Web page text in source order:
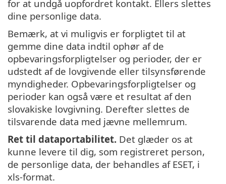
for at undgå uopfordret kontakt. Ellers slettes
dine personlige data.
Bemærk, at vi muligvis er forpligtet til at
gemme dine data indtil ophør af de
opbevaringsforpligtelser og perioder, der er
udstedt af de lovgivende eller tilsynsførende
myndigheder. Opbevaringsforpligtelser og
perioder kan også være et resultat af den
slovakiske lovgivning. Derefter slettes de
tilsvarende data med jævne mellemrum.
Ret til dataportabilitet. Det glæder os at
kunne levere til dig, som registreret person,
de personlige data, der behandles af ESET, i
xls-format.